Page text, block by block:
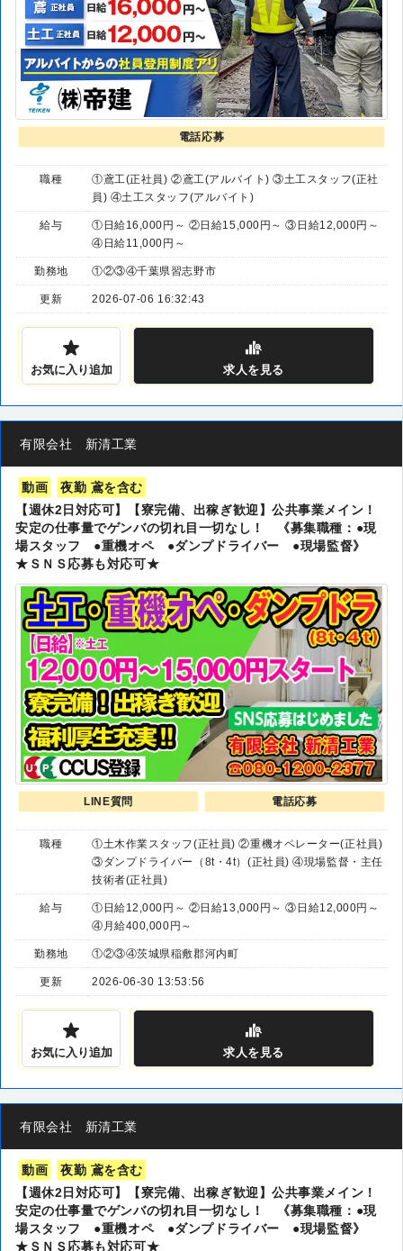
電話応募
職種
①鳶工(正社員) ②鳶工(アルバイト) ③土工スタッフ(正社
員) ④土工スタッフ(アルバイト)
給与
①日給16,000円～ ②日給15,000円～ ③日給12,000円～
④日給11,000円～
勤務地 ①②③④千葉県習志野市
更新 2026-07-06 16:32:43
お気に入り追加 求人を見る
有限会社 新清工業
動画
夜勤 鳶を含む
【週休2日対応可】【寮完備、出稼ぎ歓迎】公共事業メイン！
安定の仕事量でゲンバの切れ目一切なし！ 《募集職種：●現
場スタッフ ●重機オペ ●ダンプドライバー ●現場監督》
★ＳＮＳ応募も対応可★
LINE質問 電話応募
職種
①土木作業スタッフ(正社員) ②重機オペレーター(正社員)
③ダンプドライバー（8t・4t）(正社員) ④現場監督・主任
技術者(正社員)
給与
①日給12,000円～ ②日給13,000円～ ③日給12,000円～
④月給400,000円～
勤務地 ①②③④茨城県稲敷郡河内町
更新 2026-06-30 13:53:56
お気に入り追加 求人 を見る
有限会社 新清工業
動画
夜勤 鳶を含む
【週休2日対応可】【寮完備、出稼ぎ歓迎】公共事業メイン！
安定の仕事量でゲンバの切れ目一切なし！ 《募集職種：●現
場スタッフ ●重機オペ ●ダンプドライバー ●現場監督》
★ＳＮＳ応募も対応可★